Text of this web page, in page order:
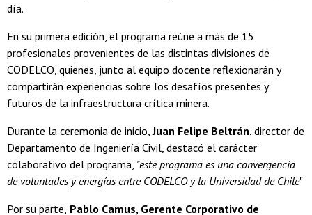
día.
En su primera edición, el programa reúne a más de 15
profesionales provenientes de las distintas divisiones de
CODELCO, quienes, junto al equipo docente reflexionarán y
compartirán experiencias sobre los desafíos presentes y
futuros de la infraestructura crítica minera.
Durante la ceremonia de inicio,Juan Felipe Beltrán, director de
Departamento de Ingeniería Civil, destacó el carácter
colaborativo del programa, "este programa es una convergencia
de voluntades y energías entre CODELCO y la Universidad de Chile"
Por su parte, Pablo Camus, Gerente Corporativo de